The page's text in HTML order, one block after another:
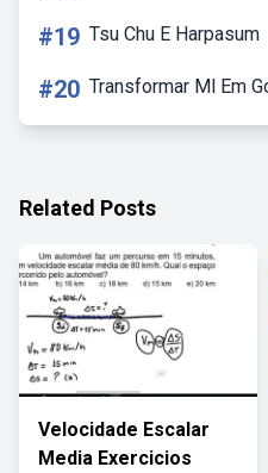
#19 Tsu Chu E Harpasum
#20 Transformar Ml Em
Related Posts
Velocidade Escalar
Media Exercicios